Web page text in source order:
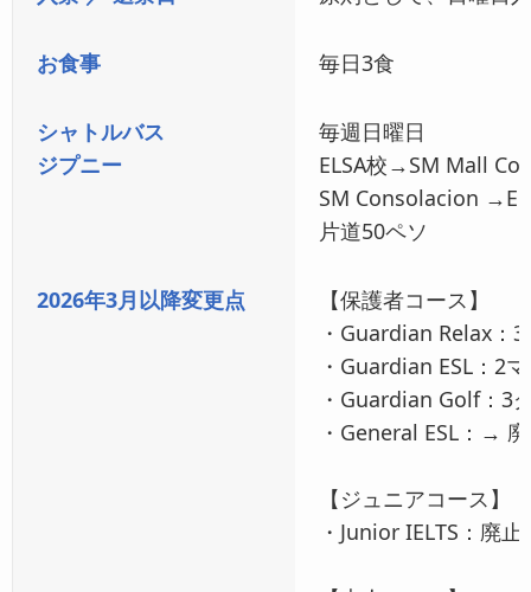
お食事 毎日3食
シャトルバス
ジプニー
毎週日曜日
ELSA校→SM Mall
SM Consolacion
片道50ペソ
2026年3月以降変更点
【保護者コース】
・Guardian Relax：
・Guardian ESL：2
・Guardian Golf：3
・General ESL：→
【ジュニアコース】
・Junior IELTS：廃止